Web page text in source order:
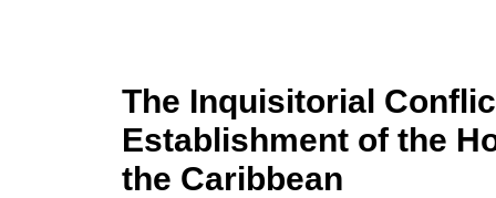
The Inquisitorial
Establishment of the
the Caribbean